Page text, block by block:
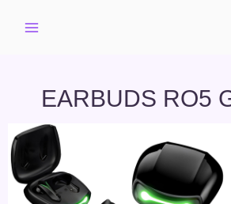
EARBUDS RO5